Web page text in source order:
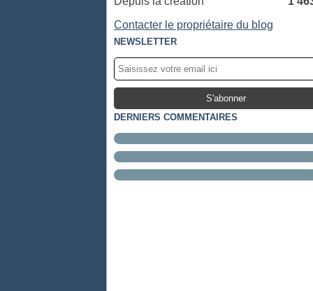
Contacter le propriétaire du blog
NEWSLETTER
DERNIERS COMMENTAIRES